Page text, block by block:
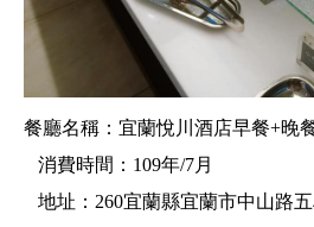
餐廳名稱：宜蘭悅川酒店早餐+晚
消費時間：109年/7月
地址：260宜蘭縣宜蘭市中山路五